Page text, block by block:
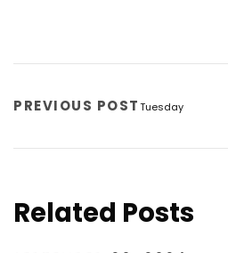
PREVIOUS POSTTuesday
Related Posts